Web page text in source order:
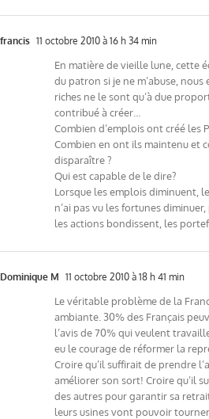
francis 11 octobre 2010 à 16 h 34 min
En matière de vieille lune, cette
du patron si je ne m’abuse,
riches ne le sont qu’à due
contribué à créer…
Combien d’emplois ont créé les
Combien en ont ils maintenu et
disparaître ?
Qui est capable de le dire?
Lorsque les emplois diminuent,
n’ai pas vu les fortunes
les actions bondissent, les
Dominique M 11 octobre 2010 à 18 h 41 min
Le véritable problème de la
ambiante. 30% des Français
l’avis de 70% qui veulent
eu le courage de réformer la
Croire qu’il suffirait de prendre
améliorer son sort! Croire qu’il
des autres pour garantir sa
leurs usines vont pouvoir